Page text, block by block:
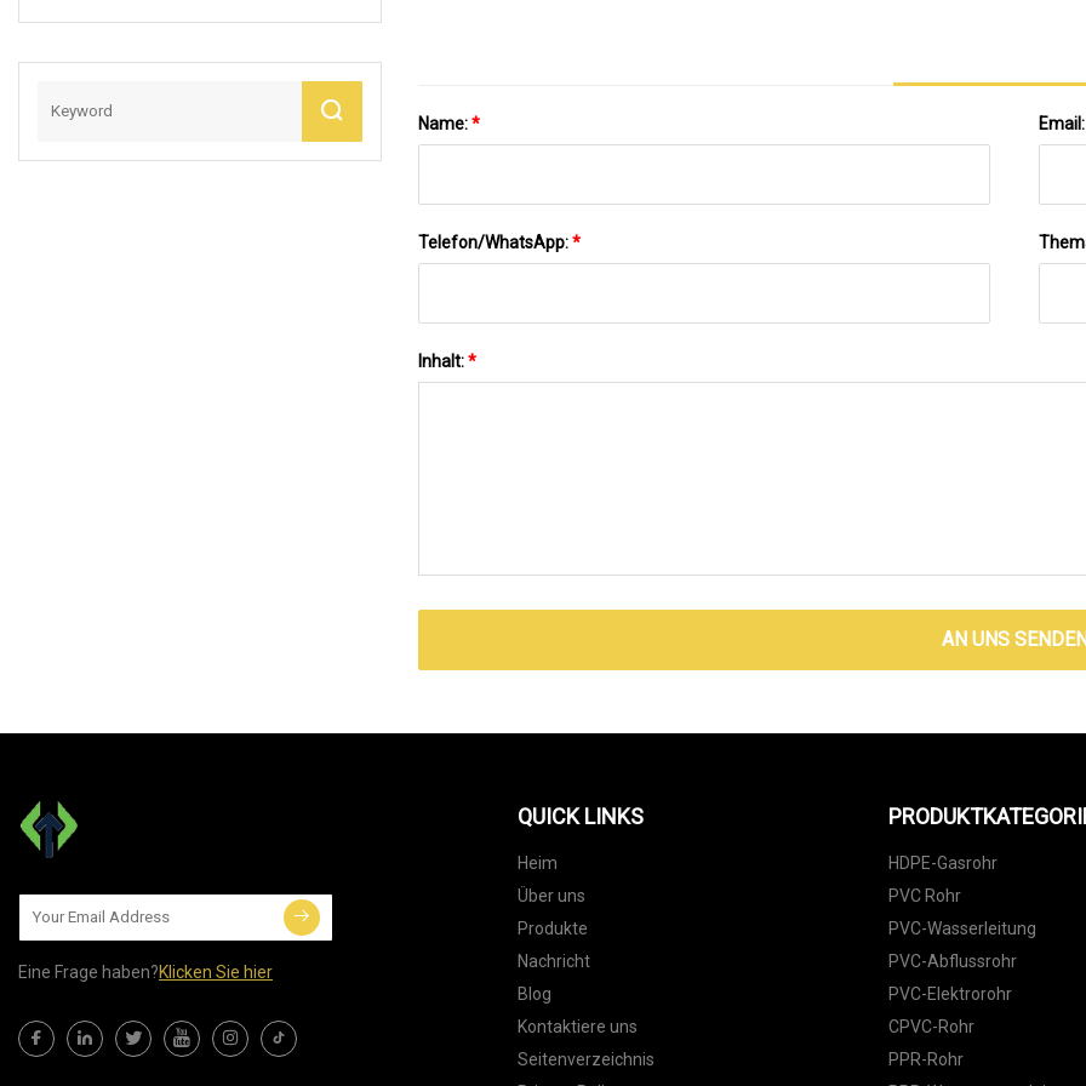
Versorgungswasse
Name:* Email:
Telefon/WhatsApp:*
Inhalt:*
AN UNS
Eine Frage haben?Klicken Sie hier
QUICK LINKS
Heim
Über uns
Produkte
Nachricht
Blog
Kontaktiere uns
Seitenverzeichnis
HDPE-Gasrohr
PVC Rohr
PVC-Wasserleitung
PVC-Abflussrohr
PVC-Elektrorohr
CPVC-Rohr
PPR-Rohr